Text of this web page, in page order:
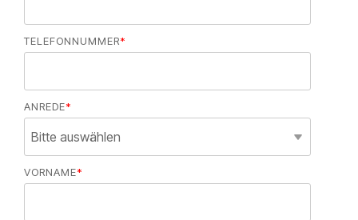
TELEFONNUMMER*
ANREDE*
VORNAME*